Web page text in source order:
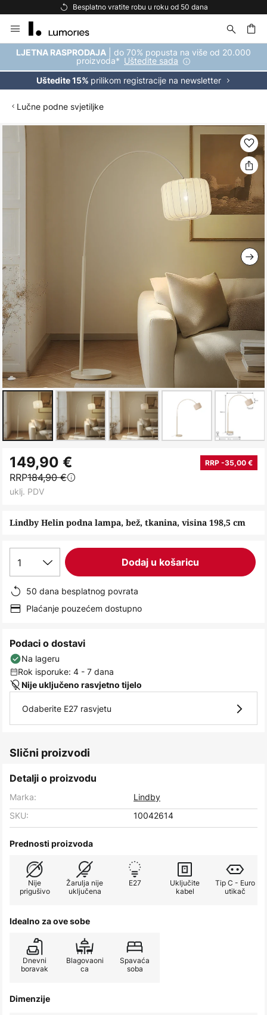
Besplatno vratite robu u roku od 50 dana
to
Content
LJETNA RASPRODAJA | do 70% popusta na više od 20.000
proizvoda* Uštedite sada
Uštedite 15% prilikom registracije na newsletter
Lučne podne svjetiljke
the
to
the
beginning
the
Lindby Helin podna lampa, bež, tkanina, visina 198,5 cm
149,90 € RRP -35,00 €
RRP184,90 €
uklj. PDV
1 Dodaj u košaricu
50 dana besplatnog povrata
Plaćanje pouzećem dostupno
Podaci o dostavi
Na lageru
Rok isporuke: 4 - 7 dana
Nije uključeno rasvjetno tijelo
Odaberite E27 rasvjetu
Slični proizvodi
Detalji o proizvodu
Marka:
Lindby
SKU:
10042614
Prednosti proizvoda
Nije
prigušivo
Žarulja nije
uključena
E27
Uključite
kabel
Tip C - Euro
utikač
Idealno za ove sobe
Dnevni
boravak
Blagovaoni
ca
Spavaća
soba
Dimenzije